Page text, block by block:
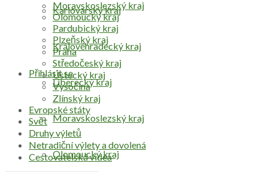
Přihlásit se
Karlovarský kraj
Královéhradecký kraj
Liberecký kraj
Moravskoslezský kraj
Olomoucký kraj
Moravskoslezský kraj
Olomoucký kraj
Pardubický kraj
Plzeňský kraj
Praha
Středočeský kraj
Ústecký kraj
Vysočina
Zlínský kraj
Evropské státy
Svět
Druhy výletů
Netradiční výlety a dovolená
Cestovatelská videa